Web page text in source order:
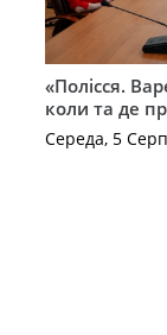
«Полісся.
коли та де
Середа, 5